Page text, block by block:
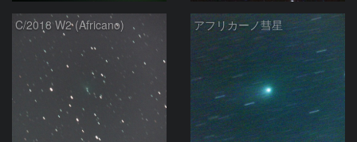
C/2018 W2 (Africano) アフリカーノ彗星